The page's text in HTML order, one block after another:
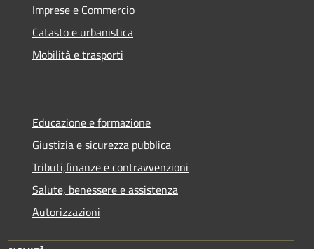
Imprese e Commercio
Catasto e urbanistica
Mobilità e trasporti
Educazione e formazione
Giustizia e sicurezza pubblica
Tributi,finanze e contravvenzioni
Salute, benessere e assistenza
Autorizzazioni